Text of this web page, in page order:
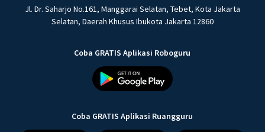
Jl. Dr. Saharjo No.161, Manggarai Selatan, Tebet, Kota Jakarta
Selatan, Daerah Khusus Ibukota Jakarta 12860
Coba GRATIS Aplikasi Roboguru
Coba GRATIS Aplikasi Ruangguru